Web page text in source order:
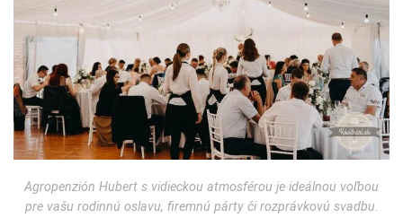
Agropenzión Hubert s vidieckou atmosférou je ideálnou voľbou
pre vašu rodinnú oslavu, firemnú párty či rozprávkovú svadbu.